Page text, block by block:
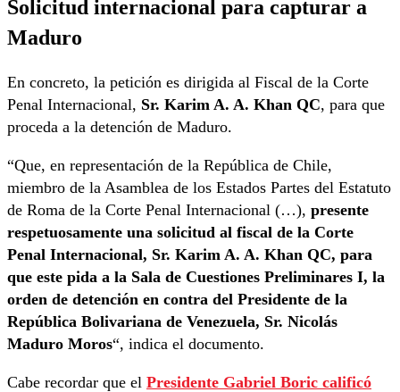
Solicitud internacional para capturar a
Maduro
En concreto, la petición es dirigida al Fiscal de la Corte
Penal Internacional, Sr. Karim A. A. Khan QC, para que
proceda a la detención de Maduro.
“Que, en representación de la República de Chile,
miembro de la Asamblea de los Estados Partes del Estatuto
de Roma de la Corte Penal Internacional (…), presente
respetuosamente una solicitud al fiscal de la Corte
Penal Internacional, Sr. Karim A. A. Khan QC, para
que este pida a la Sala de Cuestiones Preliminares I, la
orden de detención en contra del Presidente de la
República Bolivariana de Venezuela, Sr. Nicolás
Maduro Moros“, indica el documento.
Cabe recordar que el Presidente Gabriel Boric calificó